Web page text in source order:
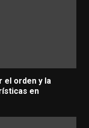
el orden y la
en